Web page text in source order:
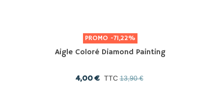
PROMO -71,22%
Aigle Coloré Diamond Painting
4,00 € TTC 13,90 €